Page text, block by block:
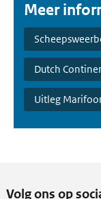
Meer
Dutch
Uitleg
Volg ons op